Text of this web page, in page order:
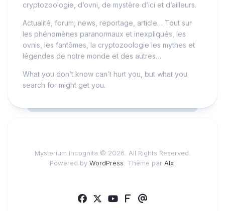
cryptozoologie, d’ovni, de mystère d’ici et d’ailleurs.
Actualité, forum, news, reportage, article… Tout sur
les phénomènes paranormaux et inexpliqués, les
ovnis, les fantômes, la cryptozoologie les mythes et
légendes de notre monde et des autres…
What you don’t know can’t hurt you, but what you
search for might get you.
Mysterium Incognita © 2026. All Rights Reserved.
Powered by WordPress . Thème par Alx